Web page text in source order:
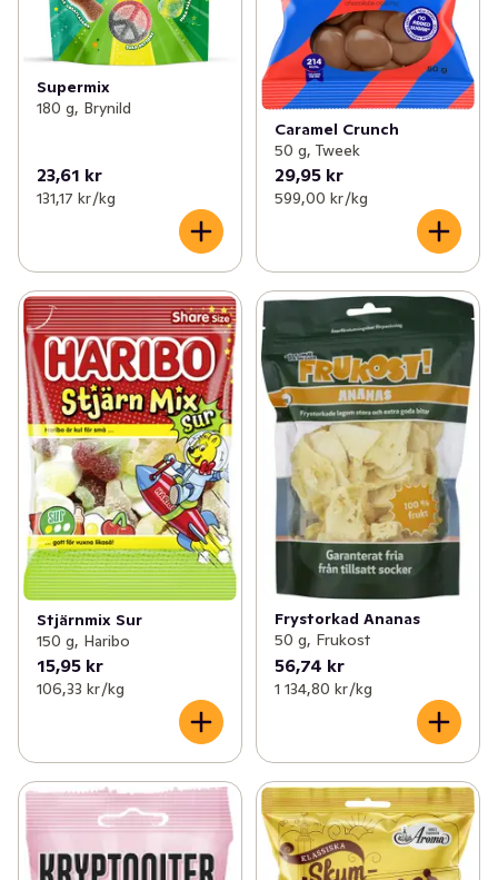
Supermix
180 g, Brynild
23,61 kr
131,17 kr /kg
Caramel Crunch
50 g, Tweek
29,95 kr
599,00 kr /kg
Stjärnmix Sur
150 g, Haribo
15,95 kr
106,33 kr /kg
Frystorkad Ananas
50 g, Frukost
56,74 kr
1 134,80 kr /kg